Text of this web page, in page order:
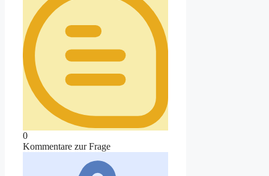
0
Kommentare zur Frage